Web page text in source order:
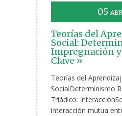
05 ABR
Teorías del
Social:
Impregnación
Clave »
Teorías del
SocialDeterminismo
Triádico:
interacción mutua